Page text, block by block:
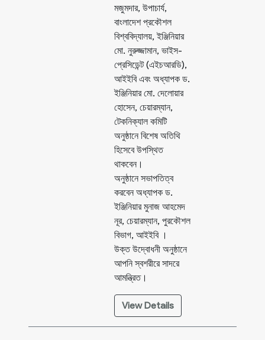
মজুমদার, উপাচার্য,
বাংলাদেশ প্রকৌশল
বিশ্ববিদ্যালয়, ইঞ্জিনিয়ার
মো. নুরুজ্জামান, ভাইস-
প্রেসিডেন্ট (এইচআরডি),
আইইবি এবং অধ্যাপক ড.
ইঞ্জিনিয়ার মো. দেলোয়ার
হোসেন, চেয়ারম্যান,
টেকনিক্যাল কমিটি
অনুষ্ঠানে বিশেষ অতিথি
হিসেবে উপস্থিত
থাকবেন।
অনুষ্ঠানে সভাপতিত্ব
করবেন অধ্যাপক ড.
ইঞ্জিনিয়ার মুনাজ আহমেদ
নূর, চেয়ারম্যান, পুরকৌশল
বিভাগ, আইইবি ।
উক্ত উদ্বোধনী অনুষ্ঠানে
আপনি স্বশরীরে সাদরে
আমন্ত্রিত।
View Details